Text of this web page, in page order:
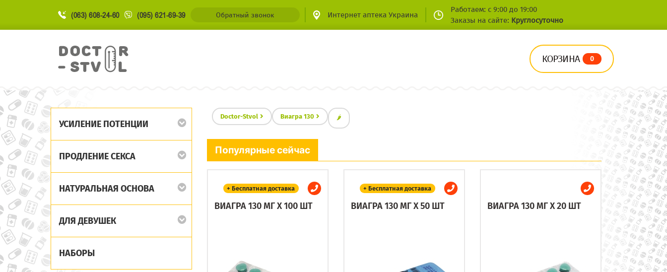
(063) 608-24-60 (095) 621-69-39 Обратный звонок Интернет аптека Украина
Работаем: с 9:00 до 19:00
Заказы на сайте: Круглосуточно
КОРЗИНА 0
УСИЛЕНИЕ ПОТЕНЦИИ
ПРОДЛЕНИЕ СЕКСА
НАТУРАЛЬНАЯ ОСНОВА
ДЛЯ ДЕВУШЕК
НАБОРЫ
Doctor-Stvol Виагра 130 🌶
Популярные сейчас
+ Бесплатная доставка
ВИАГРА 130 МГ X 100 ШТ
+ Бесплатная доставка
ВИАГРА 130 МГ X 50 ШТ ВИАГРА 130 МГ X 20 ШТ